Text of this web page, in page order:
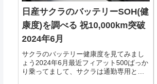
日産サクラのバッテリーSOH(健
康度)を調べる 祝10,000km突破
2024年6月
サクラのバッテリー健康度を見てみまし
ょう2024年6月最近フィアット500ばっか
り乗ってまして、サクラは通勤専用とな